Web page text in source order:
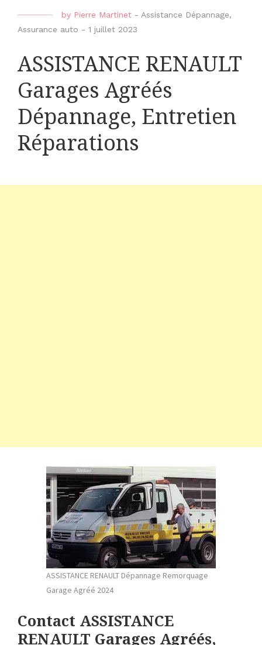
by Pierre Martinet - Assistance Dépannage,
Assurance auto - 1 juillet 2023
ASSISTANCE RENAULT
Garages Agréés
Dépannage, Entretien
Réparations
ASSISTANCE RENAULT Dépannage Remorquage
Garage Agréé 2024
Contact ASSISTANCE
RENAULT Garages Agréés,